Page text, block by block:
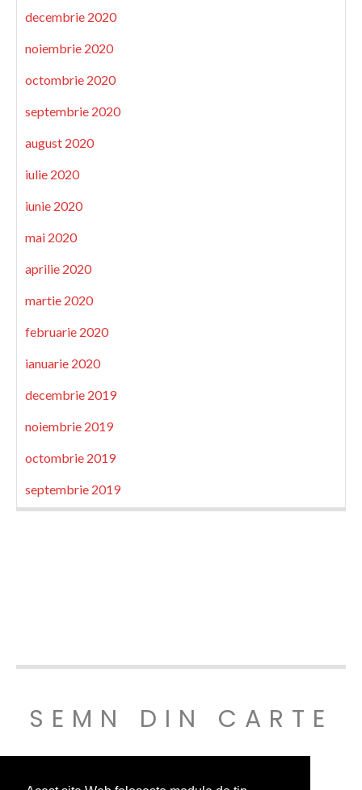
decembrie 2020
noiembrie 2020
octombrie 2020
septembrie 2020
august 2020
iulie 2020
iunie 2020
mai 2020
aprilie 2020
martie 2020
februarie 2020
ianuarie 2020
decembrie 2019
noiembrie 2019
octombrie 2019
septembrie 2019
SEMN DIN CARTE